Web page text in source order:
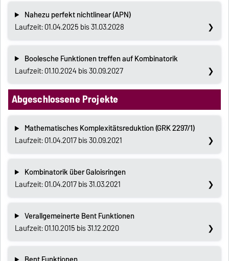
Nahezu perfekt nichtlinear (APN)
Laufzeit: 01.04.2025 bis 31.03.2028
Boolesche Funktionen treffen auf Kombinatorik
Laufzeit: 01.10.2024 bis 30.09.2027
Abgeschlossene Projekte
Mathematisches Komplexitätsreduktion (GRK 2297/1)
Laufzeit: 01.04.2017 bis 30.09.2021
Kombinatorik über Galoisringen
Laufzeit: 01.04.2017 bis 31.03.2021
Verallgemeinerte Bent Funktionen
Laufzeit: 01.10.2015 bis 31.12.2020